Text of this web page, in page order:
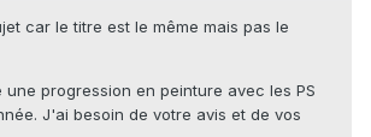
car le titre est le même mais pas le
progression en peinture avec les PS
J'ai besoin de votre avis et de vos